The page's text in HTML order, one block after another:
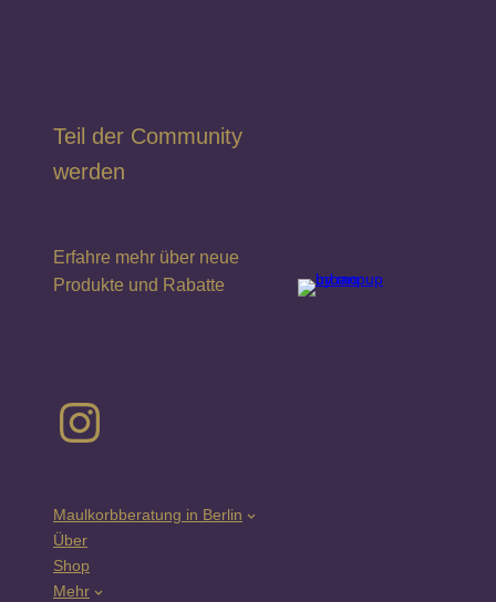
Teil der Community
werden
Erfahre mehr über neue
Produkte und Rabatte
Instagram
Maulkorbberatung in Berlin
Über
Shop
Mehr